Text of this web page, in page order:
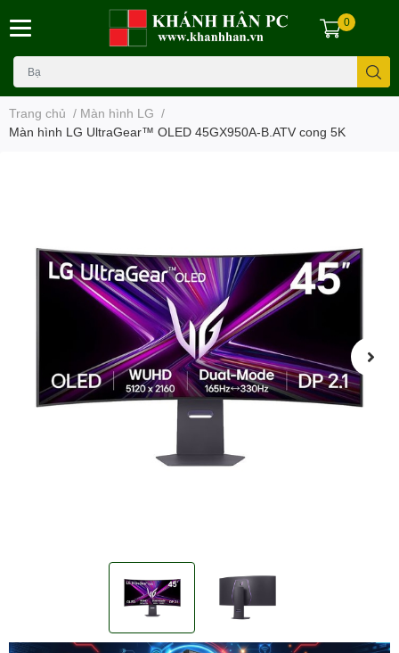
0
Trang chủ / Màn hình LG /
Màn hình LG UltraGear™ OLED 45GX950A-B.ATV cong 5K